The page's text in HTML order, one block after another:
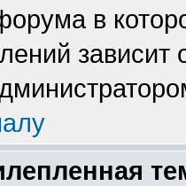
в
зависит